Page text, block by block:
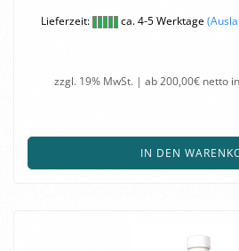
Lieferzeit: ca. 4-5 Werktage
zzgl. 19% MwSt. | ab 200,00€ netto
IN DEN